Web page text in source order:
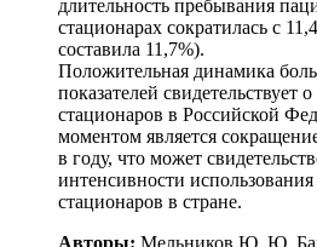
длительность пребывания
стационарах сократилась с
составила 11,7%).
Положительная динамика
показателей свидетельствует
стационаров в Российской
моментом является
в году, что может
интенсивности
стационаров в стране.